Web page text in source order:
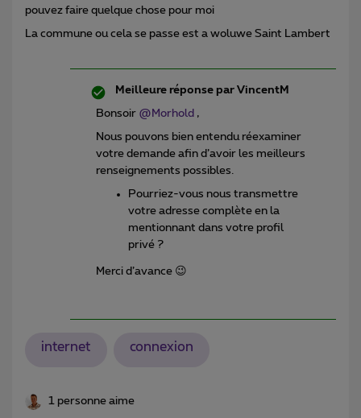
pouvez faire quelque chose pour moi
La commune ou cela se passe est a woluwe Saint Lambert
Meilleure réponse par VincentM
Bonsoir @Morhold ,
Nous pouvons bien entendu réexaminer
votre demande afin d’avoir les meilleurs
renseignements possibles.
Pourriez-vous nous transmettre
votre adresse complète en la
mentionnant dans votre profil
privé ?
Merci d’avance 😉
internet connexion
1 personne aime